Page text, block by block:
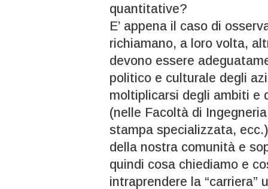
quantitative?
E’ appena il caso di
richiamano, a loro volta,
devono essere
politico e culturale degli
moltiplicarsi degli ambiti e
(nelle Facoltà di
stampa specializzata,
della nostra comunità e
quindi cosa chiediamo e
intraprendere la “carriera”